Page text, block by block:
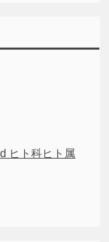
ヒト科ヒト属